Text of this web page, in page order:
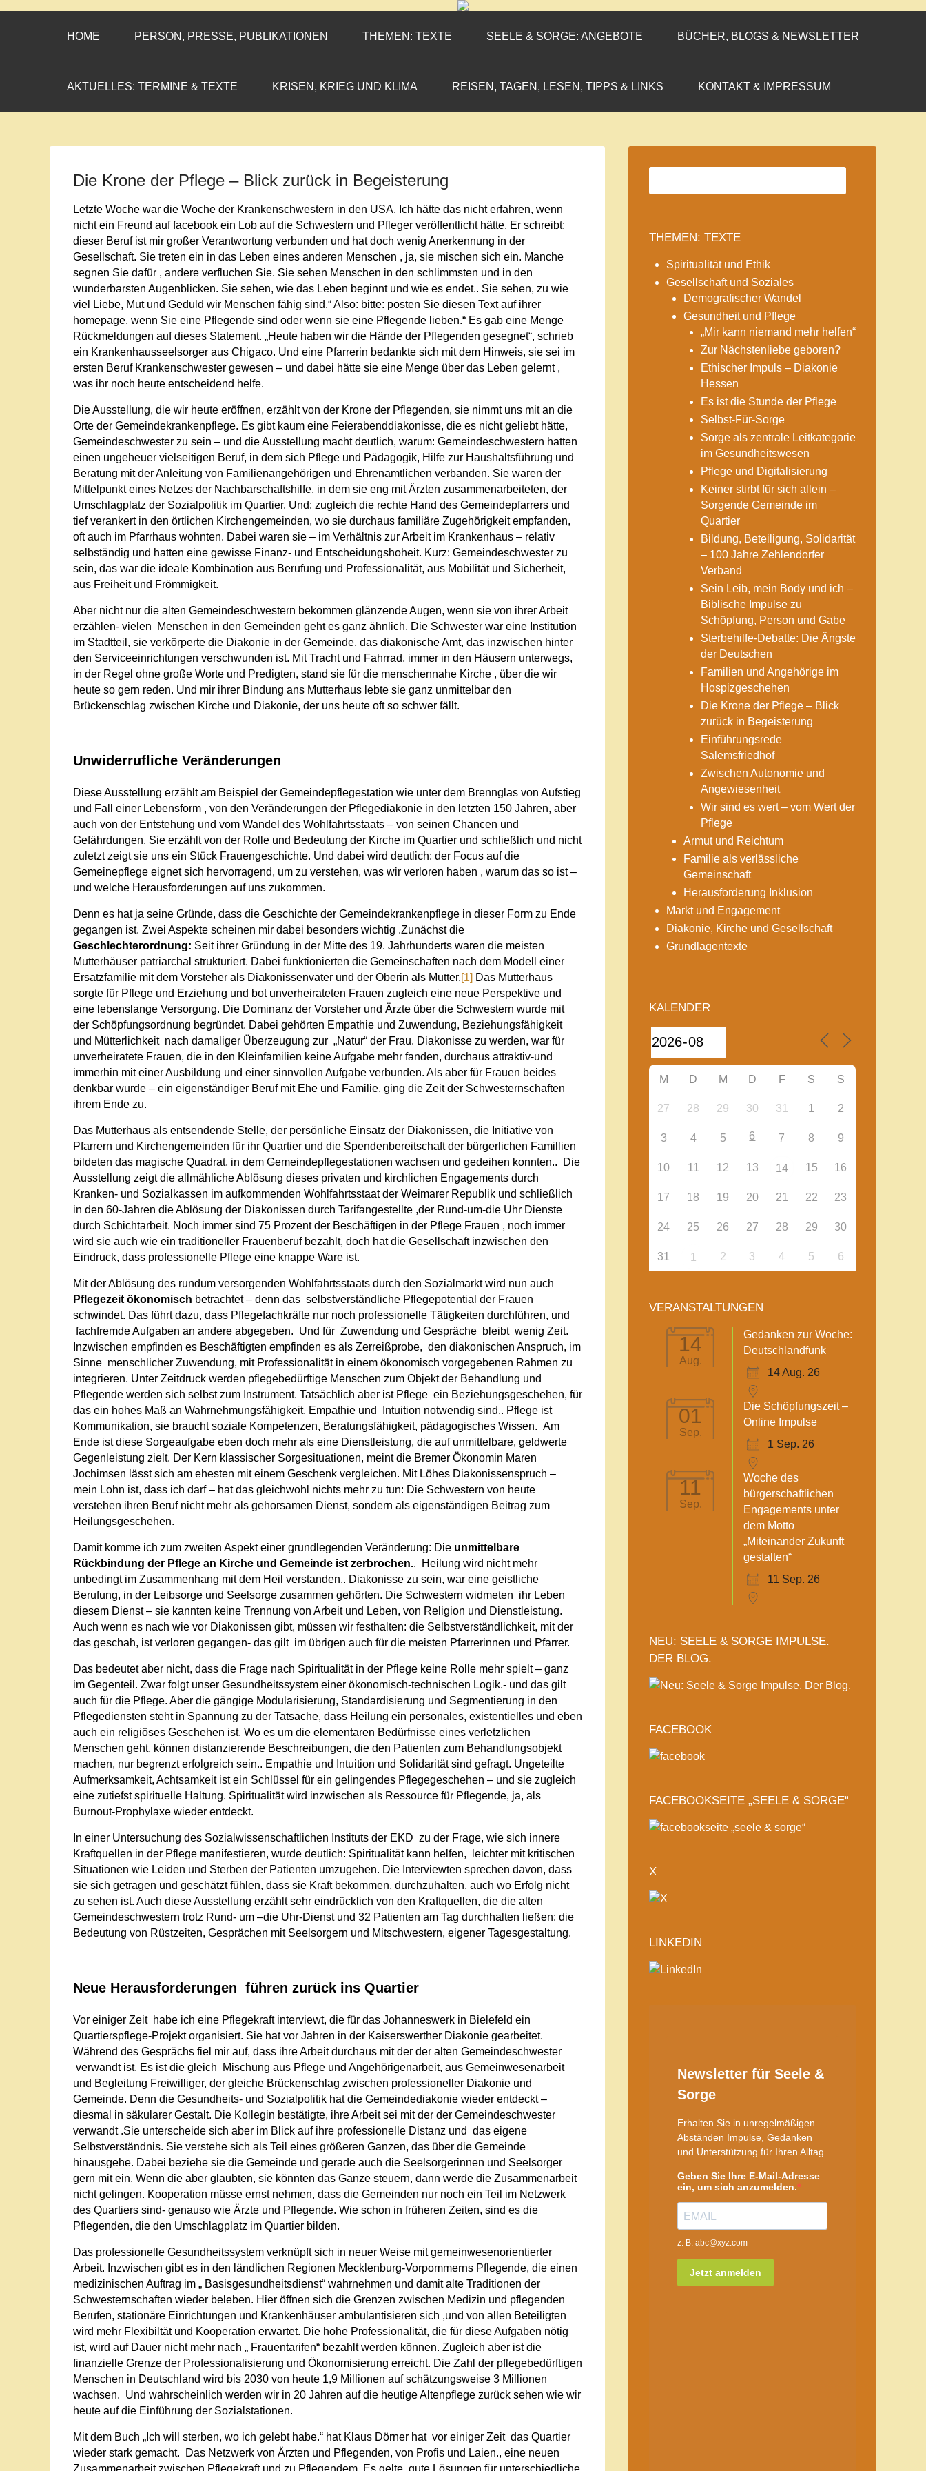
CORNELIA COENEN-MARX
»ENGAGEMENT MIT PROFIL«
HOME PERSON, PRESSE, PUBLIKATIONEN THEMEN: TEXTE SEELE & SORGE: ANGEBOTE BÜCHER, BLOGS & NEWSLETTER
AKTUELLES: TERMINE & TEXTE KRISEN, KRIEG UND KLIMA REISEN, TAGEN, LESEN, TIPPS & LINKS KONTAKT & IMPRESSUM
Die Krone der Pflege – Blick zurück in Begeisterung
Letzte Woche war die Woche der Krankenschwestern in den USA. Ich hätte das nicht erfahren, wenn
nicht ein Freund auf facebook ein Lob auf die Schwestern und Pfleger veröffentlicht hätte. Er schreibt:
dieser Beruf ist mir großer Verantwortung verbunden und hat doch wenig Anerkennung in der
Gesellschaft. Sie treten ein in das Leben eines anderen Menschen , ja, sie mischen sich ein. Manche
segnen Sie dafür , andere verfluchen Sie. Sie sehen Menschen in den schlimmsten und in den
wunderbarsten Augenblicken. Sie sehen, wie das Leben beginnt und wie es endet.. Sie sehen, zu wie
viel Liebe, Mut und Geduld wir Menschen fähig sind.“ Also: bitte: posten Sie diesen Text auf ihrer
homepage, wenn Sie eine Pflegende sind oder wenn sie eine Pflegende lieben.“ Es gab eine Menge
Rückmeldungen auf dieses Statement. „Heute haben wir die Hände der Pflegenden gesegnet“, schrieb
ein Krankenhausseelsorger aus Chigaco. Und eine Pfarrerin bedankte sich mit dem Hinweis, sie sei im
ersten Beruf Krankenschwester gewesen – und dabei hätte sie eine Menge über das Leben gelernt ,
was ihr noch heute entscheidend helfe.
Die Ausstellung, die wir heute eröffnen, erzählt von der Krone der Pflegenden, sie nimmt uns mit an die
Orte der Gemeindekrankenpflege. Es gibt kaum eine Feierabenddiakonisse, die es nicht geliebt hätte,
Gemeindeschwester zu sein – und die Ausstellung macht deutlich, warum: Gemeindeschwestern hatten
einen ungeheuer vielseitigen Beruf, in dem sich Pflege und Pädagogik, Hilfe zur Haushaltsführung und
Beratung mit der Anleitung von Familienangehörigen und Ehrenamtlichen verbanden. Sie waren der
Mittelpunkt eines Netzes der Nachbarschaftshilfe, in dem sie eng mit Ärzten zusammenarbeiteten, der
Umschlagplatz der Sozialpolitik im Quartier. Und: zugleich die rechte Hand des Gemeindepfarrers und
tief verankert in den örtlichen Kirchengemeinden, wo sie durchaus familiäre Zugehörigkeit empfanden,
oft auch im Pfarrhaus wohnten. Dabei waren sie – im Verhältnis zur Arbeit im Krankenhaus – relativ
selbständig und hatten eine gewisse Finanz- und Entscheidungshoheit. Kurz: Gemeindeschwester zu
sein, das war die ideale Kombination aus Berufung und Professionalität, aus Mobilität und Sicherheit,
aus Freiheit und Frömmigkeit.
Aber nicht nur die alten Gemeindeschwestern bekommen glänzende Augen, wenn sie von ihrer Arbeit
erzählen- vielen Menschen in den Gemeinden geht es ganz ähnlich. Die Schwester war eine Institution
im Stadtteil, sie verkörperte die Diakonie in der Gemeinde, das diakonische Amt, das inzwischen hinter
den Serviceeinrichtungen verschwunden ist. Mit Tracht und Fahrrad, immer in den Häusern unterwegs,
in der Regel ohne große Worte und Predigten, stand sie für die menschennahe Kirche , über die wir
heute so gern reden. Und mir ihrer Bindung ans Mutterhaus lebte sie ganz unmittelbar den
Brückenschlag zwischen Kirche und Diakonie, der uns heute oft so schwer fällt.
Unwiderrufliche Veränderungen
Diese Ausstellung erzählt am Beispiel der Gemeindepflegestation wie unter dem Brennglas von Aufstieg
und Fall einer Lebensform , von den Veränderungen der Pflegediakonie in den letzten 150 Jahren, aber
auch von der Entstehung und vom Wandel des Wohlfahrtsstaats – von seinen Chancen und
Gefährdungen. Sie erzählt von der Rolle und Bedeutung der Kirche im Quartier und schließlich und nicht
zuletzt zeigt sie uns ein Stück Frauengeschichte. Und dabei wird deutlich: der Focus auf die
Gemeinepflege eignet sich hervorragend, um zu verstehen, was wir verloren haben , warum das so ist –
und welche Herausforderungen auf uns zukommen.
Denn es hat ja seine Gründe, dass die Geschichte der Gemeindekrankenpflege in dieser Form zu Ende
gegangen ist. Zwei Aspekte scheinen mir dabei besonders wichtig .Zunächst die
Geschlechterordnung: Seit ihrer Gründung in der Mitte des 19. Jahrhunderts waren die meisten
Mutterhäuser patriarchal strukturiert. Dabei funktionierten die Gemeinschaften nach dem Modell einer
Ersatzfamilie mit dem Vorsteher als Diakonissenvater und der Oberin als Mutter.[1] Das Mutterhaus
sorgte für Pflege und Erziehung und bot unverheirateten Frauen zugleich eine neue Perspektive und
eine lebenslange Versorgung. Die Dominanz der Vorsteher und Ärzte über die Schwestern wurde mit
der Schöpfungsordnung begründet. Dabei gehörten Empathie und Zuwendung, Beziehungsfähigkeit
und Mütterlichkeit nach damaliger Überzeugung zur „Natur“ der Frau. Diakonisse zu werden, war für
unverheiratete Frauen, die in den Kleinfamilien keine Aufgabe mehr fanden, durchaus attraktiv-und
immerhin mit einer Ausbildung und einer sinnvollen Aufgabe verbunden. Als aber für Frauen beides
denkbar wurde – ein eigenständiger Beruf mit Ehe und Familie, ging die Zeit der Schwesternschaften
ihrem Ende zu.
Das Mutterhaus als entsendende Stelle, der persönliche Einsatz der Diakonissen, die Initiative von
Pfarrern und Kirchengemeinden für ihr Quartier und die Spendenbereitschaft der bürgerlichen Famillien
bildeten das magische Quadrat, in dem Gemeindepflegestationen wachsen und gedeihen konnten.. Die
Ausstellung zeigt die allmähliche Ablösung dieses privaten und kirchlichen Engagements durch
Kranken- und Sozialkassen im aufkommenden Wohlfahrtsstaat der Weimarer Republik und schließlich
in den 60-Jahren die Ablösung der Diakonissen durch Tarifangestellte ,der Rund-um-die Uhr Dienste
durch Schichtarbeit. Noch immer sind 75 Prozent der Beschäftigen in der Pflege Frauen , noch immer
wird sie auch wie ein traditioneller Frauenberuf bezahlt, doch hat die Gesellschaft inzwischen den
Eindruck, dass professionelle Pflege eine knappe Ware ist.
Mit der Ablösung des rundum versorgenden Wohlfahrtsstaats durch den Sozialmarkt wird nun auch
Pflegezeit ökonomisch betrachtet – denn das selbstverständliche Pflegepotential der Frauen
schwindet. Das führt dazu, dass Pflegefachkräfte nur noch professionelle Tätigkeiten durchführen, und
fachfremde Aufgaben an andere abgegeben. Und für Zuwendung und Gespräche bleibt wenig Zeit.
Inzwischen empfinden es Beschäftigten empfinden es als Zerreißprobe, den diakonischen Anspruch, im
Sinne menschlicher Zuwendung, mit Professionalität in einem ökonomisch vorgegebenen Rahmen zu
integrieren. Unter Zeitdruck werden pflegebedürftige Menschen zum Objekt der Behandlung und
Pflegende werden sich selbst zum Instrument. Tatsächlich aber ist Pflege ein Beziehungsgeschehen, für
das ein hohes Maß an Wahrnehmungsfähigkeit, Empathie und Intuition notwendig sind.. Pflege ist
Kommunikation, sie braucht soziale Kompetenzen, Beratungsfähigkeit, pädagogisches Wissen. Am
Ende ist diese Sorgeaufgabe eben doch mehr als eine Dienstleistung, die auf unmittelbare, geldwerte
Gegenleistung zielt. Der Kern klassischer Sorgesituationen, meint die Bremer Ökonomin Maren
Jochimsen lässt sich am ehesten mit einem Geschenk vergleichen. Mit Löhes Diakonissenspruch –
mein Lohn ist, dass ich darf – hat das gleichwohl nichts mehr zu tun: Die Schwestern von heute
verstehen ihren Beruf nicht mehr als gehorsamen Dienst, sondern als eigenständigen Beitrag zum
Heilungsgeschehen.
Damit komme ich zum zweiten Aspekt einer grundlegenden Veränderung: Die unmittelbare
Rückbindung der Pflege an Kirche und Gemeinde ist zerbrochen.. Heilung wird nicht mehr
unbedingt im Zusammenhang mit dem Heil verstanden.. Diakonisse zu sein, war eine geistliche
Berufung, in der Leibsorge und Seelsorge zusammen gehörten. Die Schwestern widmeten ihr Leben
diesem Dienst – sie kannten keine Trennung von Arbeit und Leben, von Religion und Dienstleistung.
Auch wenn es nach wie vor Diakonissen gibt, müssen wir festhalten: die Selbstverständlichkeit, mit der
das geschah, ist verloren gegangen- das gilt im übrigen auch für die meisten Pfarrerinnen und Pfarrer.
Das bedeutet aber nicht, dass die Frage nach Spiritualität in der Pflege keine Rolle mehr spielt – ganz
im Gegenteil. Zwar folgt unser Gesundheitssystem einer ökonomisch-technischen Logik.- und das gilt
auch für die Pflege. Aber die gängige Modularisierung, Standardisierung und Segmentierung in den
Pflegediensten steht in Spannung zu der Tatsache, dass Heilung ein personales, existentielles und eben
auch ein religiöses Geschehen ist. Wo es um die elementaren Bedürfnisse eines verletzlichen
Menschen geht, können distanzierende Beschreibungen, die den Patienten zum Behandlungsobjekt
machen, nur begrenzt erfolgreich sein.. Empathie und Intuition und Solidarität sind gefragt. Ungeteilte
Aufmerksamkeit, Achtsamkeit ist ein Schlüssel für ein gelingendes Pflegegeschehen – und sie zugleich
eine zutiefst spirituelle Haltung. Spiritualität wird inzwischen als Ressource für Pflegende, ja, als
Burnout-Prophylaxe wieder entdeckt.
In einer Untersuchung des Sozialwissenschaftlichen Instituts der EKD zu der Frage, wie sich innere
Kraftquellen in der Pflege manifestieren, wurde deutlich: Spiritualität kann helfen, leichter mit kritischen
Situationen wie Leiden und Sterben der Patienten umzugehen. Die Interviewten sprechen davon, dass
sie sich getragen und geschätzt fühlen, dass sie Kraft bekommen, durchzuhalten, auch wo Erfolg nicht
zu sehen ist. Auch diese Ausstellung erzählt sehr eindrücklich von den Kraftquellen, die die alten
Gemeindeschwestern trotz Rund- um –die Uhr-Dienst und 32 Patienten am Tag durchhalten ließen: die
Bedeutung von Rüstzeiten, Gesprächen mit Seelsorgern und Mitschwestern, eigener Tagesgestaltung.
Neue Herausforderungen führen zurück ins Quartier
Vor einiger Zeit habe ich eine Pflegekraft interviewt, die für das Johanneswerk in Bielefeld ein
Quartierspflege-Projekt organisiert. Sie hat vor Jahren in der Kaiserswerther Diakonie gearbeitet.
Während des Gesprächs fiel mir auf, dass ihre Arbeit durchaus mit der der alten Gemeindeschwester
verwandt ist. Es ist die gleich Mischung aus Pflege und Angehörigenarbeit, aus Gemeinwesenarbeit
und Begleitung Freiwilliger, der gleiche Brückenschlag zwischen professioneller Diakonie und
Gemeinde. Denn die Gesundheits- und Sozialpolitik hat die Gemeindediakonie wieder entdeckt –
diesmal in säkularer Gestalt. Die Kollegin bestätigte, ihre Arbeit sei mit der der Gemeindeschwester
verwandt .Sie unterscheide sich aber im Blick auf ihre professionelle Distanz und das eigene
Selbstverständnis. Sie verstehe sich als Teil eines größeren Ganzen, das über die Gemeinde
hinausgehe. Dabei beziehe sie die Gemeinde und gerade auch die Seelsorgerinnen und Seelsorger
gern mit ein. Wenn die aber glaubten, sie könnten das Ganze steuern, dann werde die Zusammenarbeit
nicht gelingen. Kooperation müsse ernst nehmen, dass die Gemeinden nur noch ein Teil im Netzwerk
des Quartiers sind- genauso wie Ärzte und Pflegende. Wie schon in früheren Zeiten, sind es die
Pflegenden, die den Umschlagplatz im Quartier bilden.
Das professionelle Gesundheitssystem verknüpft sich in neuer Weise mit gemeinwesenorientierter
Arbeit. Inzwischen gibt es in den ländlichen Regionen Mecklenburg-Vorpommerns Pflegende, die einen
medizinischen Auftrag im „ Basisgesundheitsdienst“ wahrnehmen und damit alte Traditionen der
Schwesternschaften wieder beleben. Hier öffnen sich die Grenzen zwischen Medizin und pflegenden
Berufen, stationäre Einrichtungen und Krankenhäuser ambulantisieren sich ,und von allen Beteiligten
wird mehr Flexibiltät und Kooperation erwartet. Die hohe Professionalität, die für diese Aufgaben nötig
ist, wird auf Dauer nicht mehr nach „ Frauentarifen“ bezahlt werden können. Zugleich aber ist die
finanzielle Grenze der Professionalisierung und Ökonomisierung erreicht. Die Zahl der pflegebedürftigen
Menschen in Deutschland wird bis 2030 von heute 1,9 Millionen auf schätzungsweise 3 Millionen
wachsen. Und wahrscheinlich werden wir in 20 Jahren auf die heutige Altenpflege zurück sehen wie wir
heute auf die Einführung der Sozialstationen.
Mit dem Buch „Ich will sterben, wo ich gelebt habe.“ hat Klaus Dörner hat vor einiger Zeit das Quartier
wieder stark gemacht. Das Netzwerk von Ärzten und Pflegenden, von Profis und Laien., eine neuen
Zusammenarbeit zwischen Pflegekraft und zu Pflegendem. Es gelte, gute Lösungen für unterschiedliche
THEMEN: TEXTE
Spiritualität und Ethik
Gesellschaft und Soziales
Demografischer Wandel
Gesundheit und Pflege
„Mir kann niemand mehr helfen“
Zur Nächstenliebe geboren?
Ethischer Impuls – Diakonie
Hessen
Es ist die Stunde der Pflege
Selbst-Für-Sorge
Sorge als zentrale Leitkategorie
im Gesundheitswesen
Pflege und Digitalisierung
Keiner stirbt für sich allein –
Sorgende Gemeinde im
Quartier
Bildung, Beteiligung, Solidarität
– 100 Jahre Zehlendorfer
Verband
Sein Leib, mein Body und ich –
Biblische Impulse zu
Schöpfung, Person und Gabe
Sterbehilfe-Debatte: Die Ängste
der Deutschen
Familien und Angehörige im
Hospizgeschehen
Die Krone der Pflege – Blick
zurück in Begeisterung
Einführungsrede
Salemsfriedhof
Zwischen Autonomie und
Angewiesenheit
Wir sind es wert – vom Wert der
Pflege
Armut und Reichtum
Familie als verlässliche
Gemeinschaft
Herausforderung Inklusion
Markt und Engagement
Diakonie, Kirche und Gesellschaft
Grundlagentexte
KALENDER
M D M D F S S
27 28 29 30 31 1 2
3 4 5 6 7 8 9
10 11 12 13 14 15 16
17 18 19 20 21 22 23
24 25 26 27 28 29 30
31 1 2 3 4 5 6
VERANSTALTUNGEN
14
Aug.
Gedanken zur Woche:
Deutschlandfunk
14 Aug. 26
01
Sep.
Die Schöpfungszeit –
Online Impulse
1 Sep. 26
11
Sep.
Woche des
bürgerschaftlichen
Engagements unter
dem Motto
„Miteinander Zukunft
gestalten“
11 Sep. 26
NEU: SEELE & SORGE IMPULSE.
DER BLOG.
FACEBOOK
FACEBOOKSEITE „SEELE & SORGE“
X
LINKEDIN